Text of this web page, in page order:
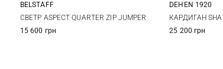
M L XL XXL
BELSTAFF
СВЕТР ASPECT QUARTER ZIP JUMPER
15 600 грн
M
DEHEN 1920
КАРДИГАН
25 200 грн